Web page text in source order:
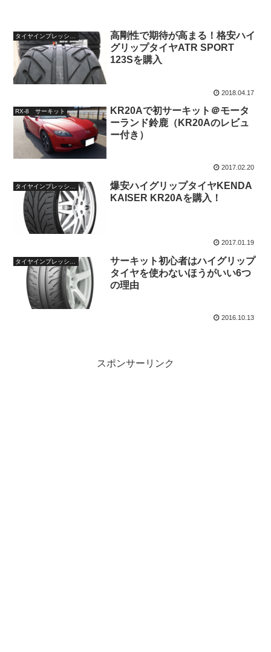
タイヤインプレッション
高剛性で期待が高まる！格安ハイ
グリップタイヤATR SPORT
123Sを購入
2018.04.17
RX-8 サーキット
KR20Aで初サーキット＠モータ
ーランド鈴鹿（KR20Aのレビュ
ー付き）
2017.02.20
爆安ハイグリップタイヤKENDA
KAISER KR20Aを購入！
2017.01.19
サーキット初心者はハイグリップ
タイヤを使わないほうがいい6つ
の理由
2016.10.13
スポンサーリンク